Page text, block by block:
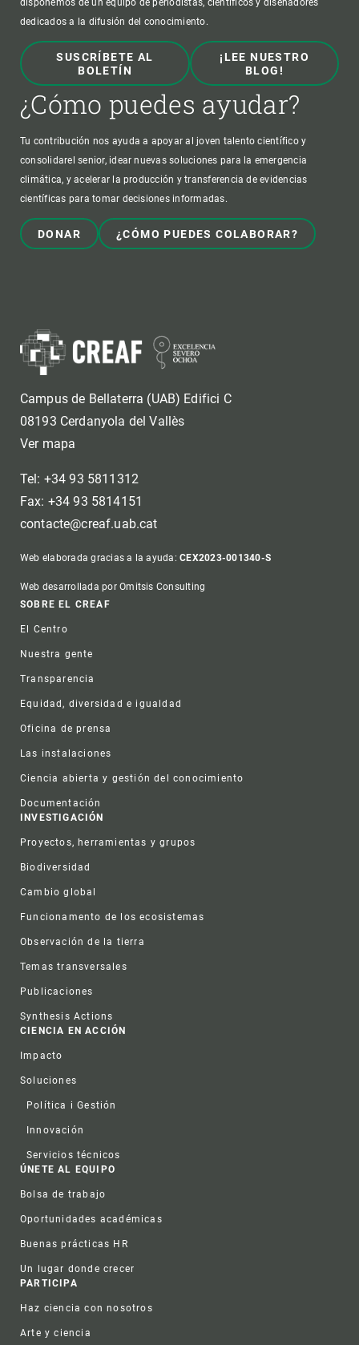
disponemos de un equipo de periodistas, científicos y diseñadores
dedicados a la difusión del conocimiento.
SUSCRÍBETE AL
BOLETÍN
¡LEE NUESTRO
BLOG!
¿Cómo puedes ayudar?
Tu contribución nos ayuda a apoyar al joven talento científico y
consolidarel senior, idear nuevas soluciones para la emergencia
climática, y acelerar la producción y transferencia de evidencias
científicas para tomar decisiones informadas.
DONAR ¿CÓMO PUEDES COLABORAR?
Campus de Bellaterra (UAB) Edifici C
08193 Cerdanyola del Vallès
Ver mapa
Tel: +34 93 5811312
Fax: +34 93 5814151
contacte@creaf.uab.cat
Web elaborada gracias a la ayuda:CEX2023-001340-S
Web desarrollada por Omitsis Consulting
Footer
SOBRE EL CREAF
El Centro
Nuestra gente
Transparencia
Equidad, diversidad e igualdad
Oficina de prensa
Las instalaciones
Ciencia abierta y gestión del conocimiento
Documentación
INVESTIGACIÓN
Proyectos, herramientas y grupos
Biodiversidad
Cambio global
Funcionamento de los ecosistemas
Observación de la tierra
Temas transversales
Publicaciones
Synthesis Actions
CIENCIA EN ACCIÓN
Impacto
Soluciones
Política i Gestión
Innovación
Servicios técnicos
ÚNETE AL EQUIPO
Bolsa de trabajo
Oportunidades académicas
Buenas prácticas HR
Un lugar donde crecer
PARTICIPA
Haz ciencia con nosotros
Arte y ciencia